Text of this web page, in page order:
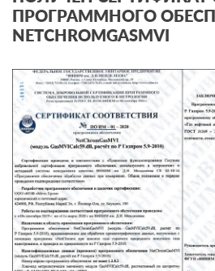
ПРОГРАММНОГО
NETCHROMGASMVI